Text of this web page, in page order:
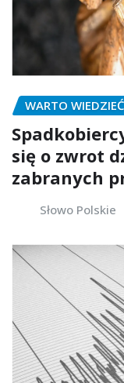
WARTO WIEDZIEĆ
się o zwrot
zabranych
Słowo Polskie